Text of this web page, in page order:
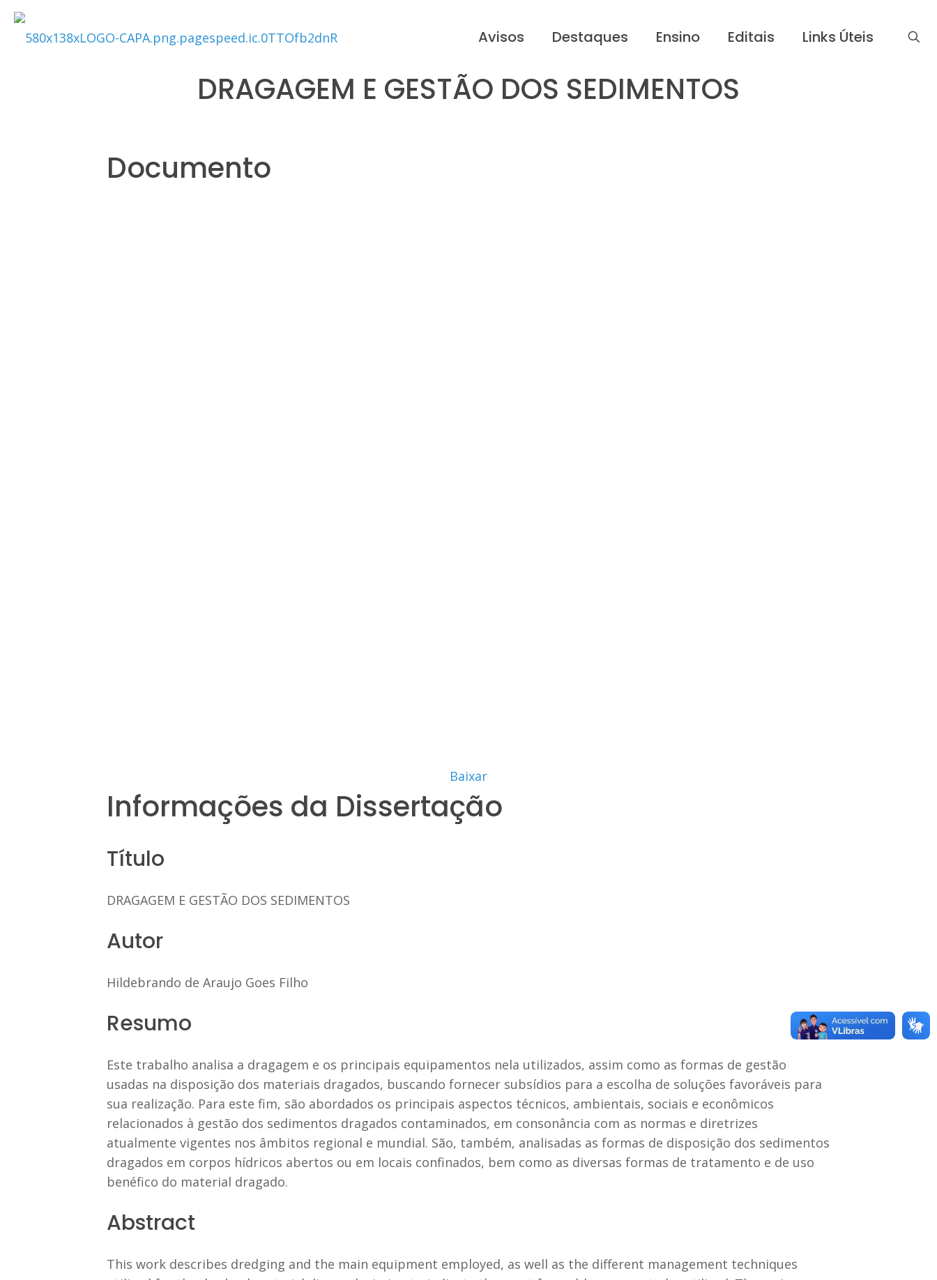
Avisos Destaques Ensino Editais Links Úteis
DRAGAGEM E GESTÃO DOS SEDIMENTOS
Documento
Baixar
Informações da Dissertação
Título
DRAGAGEM E GESTÃO DOS SEDIMENTOS
Autor
Hildebrando de Araujo Goes Filho
Resumo
Este trabalho analisa a dragagem e os principais equipamentos nela utilizados, assim como as formas de gestão
usadas na disposição dos materiais dragados, buscando fornecer subsídios para a escolha de soluções favoráveis para
sua realização. Para este fim, são abordados os principais aspectos técnicos, ambientais, sociais e econômicos
relacionados à gestão dos sedimentos dragados contaminados, em consonância com as normas e diretrizes
atualmente vigentes nos âmbitos regional e mundial. São, também, analisadas as formas de disposição dos sedimentos
dragados em corpos hídricos abertos ou em locais confinados, bem como as diversas formas de tratamento e de uso
benéfico do material dragado.
Abstract
This work describes dredging and the main equipment employed, as well as the different management techniques